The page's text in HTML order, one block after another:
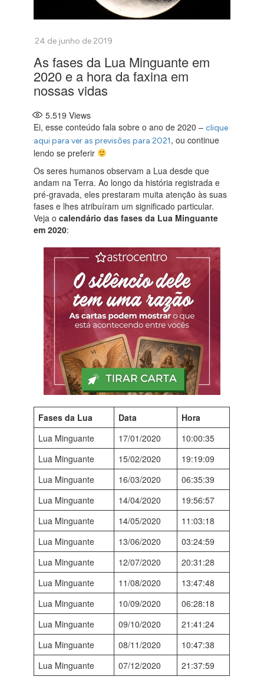
As fases da Lua Minguante em
2020 e a hora da faxina em
nossas vidas
5.519 Views
Ei, esse conteúdo fala sobre o ano de 2020 –clique
aqui para ver as previsões para 2021, ou continue
lendo se preferir
Os seres humanos observam a Lua desde que
andam na Terra. Ao longo da história registrada e
pré-gravada, eles prestaram muita atenção às suas
fases e lhes atribuíram um significado particular.
Veja ocalendário das fases da Lua Minguante
em 2020:
Fases da Lua Data
Hora
Lua Minguante
17/01/2020
10:00:35
Lua Minguante
15/02/2020
19:19:09
Lua Minguante
16/03/2020
06:35:39
Lua Minguante
14/04/2020
19:56:57
Lua Minguante
14/05/2020
11:03:18
Lua Minguante
13/06/2020
03:24:59
Lua Minguante
12/07/2020
20:31:28
Lua Minguante
11/08/2020
13:47:48
Lua Minguante
10/09/2020
06:28:18
Lua Minguante
09/10/2020
21:41:24
Lua Minguante
08/11/2020
10:47:38
Lua Minguante
07/12/2020 21:37:59